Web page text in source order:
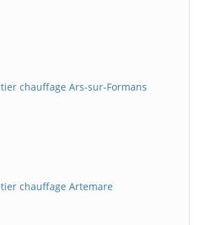
chauffage Ars-sur-Formans
chauffage Artemare